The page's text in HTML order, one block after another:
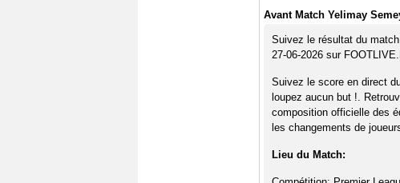
Avant Match Yelimay
Suivez le résultat du
27-06-2026 sur
Suivez le score en direct
loupez aucun but !.
composition officielle des
les changements de
Lieu du Match: